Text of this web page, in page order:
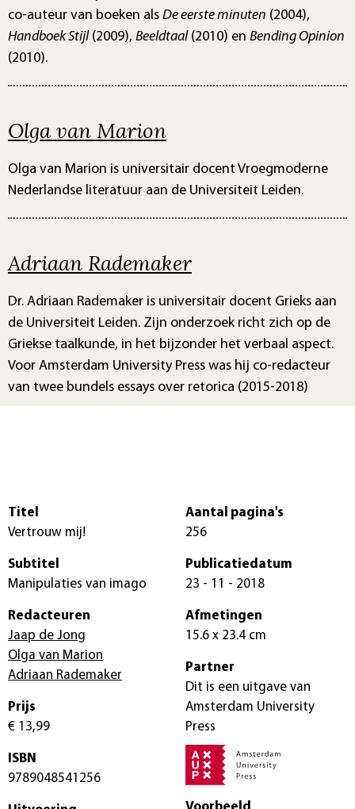
co-auteur van boeken als De eerste minuten (2004),
Handboek Stijl(2009), Beeldtaal(2010) en Bending Opinion
(2010).
Olga van Marion
Olga van Marion is universitair docent Vroegmoderne
Nederlandse literatuur aan de Universiteit Leiden.
Adriaan Rademaker
Dr. Adriaan Rademaker is universitair docent Grieks aan
de Universiteit Leiden. Zijn onderzoek richt zich op de
Griekse taalkunde, in het bijzonder het verbaal aspect.
Voor Amsterdam University Press was hij co-redacteur
van twee bundels essays over retorica (2015-2018)
Titel
Vertrouw mij!
Subtitel
Manipulaties van imago
Redacteuren
Jaap de Jong
Olga van Marion
Adriaan Rademaker
Prijs
€ 13,99
ISBN
9789048541256
Aantal pagina's
256
Publicatiedatum
23 - 11 - 2018
Afmetingen
15.6 x 23.4 cm
Partner
Dit is een uitgave van
Amsterdam University
Press